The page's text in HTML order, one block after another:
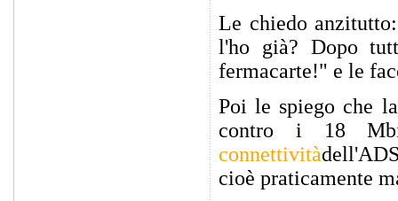
Le chiedo
l'ho già? Dopo
fermacarte!" e le
Poi le spiego che
contro i 18
connettività
cioè praticamente